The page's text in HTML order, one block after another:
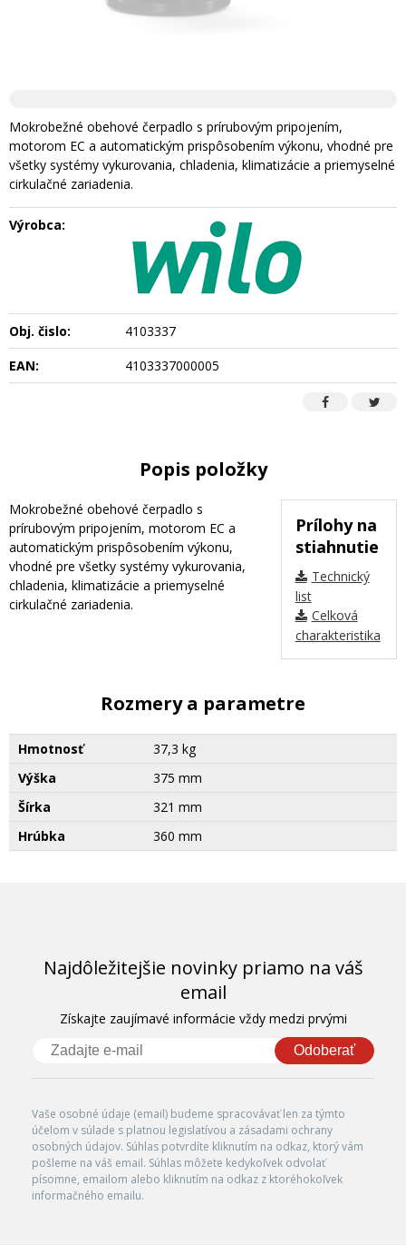
Mokrobežné obehové čerpadlo s prírubovým pripojením,
motorom EC a automatickým prispôsobením výkonu, vhodné pre
všetky systémy vykurovania, chladenia, klimatizácie a priemyselné
cirkulačné zariadenia.
Výrobca:
Obj. čislo:
4103337
EAN:
4103337000005
Popis položky
Prílohy na
stiahnutie
Technický
list
Celková
charakteristika
Mokrobežné obehové čerpadlo s
prírubovým pripojením, motorom EC a
automatickým prispôsobením výkonu,
vhodné pre všetky systémy vykurovania,
chladenia, klimatizácie a priemyselné
cirkulačné zariadenia.
Rozmery a parametre
Hmotnosť
37,3 kg
Výška
375 mm
Šírka
321 mm
Hrúbka
360 mm
Najdôležitejšie novinky priamo na váš
email
Získajte zaujímavé informácie vždy medzi prvými
Odoberať
Vaše osobné údaje (email) budeme spracovávať len za týmto
účelom v súlade s platnou legislatívou a zásadami ochrany
osobných údajov. Súhlas potvrdíte kliknutím na odkaz, ktorý vám
pošleme na váš email. Súhlas môžete kedykoľvek odvolať
písomne, emailom alebo kliknutím na odkaz z ktoréhokoľvek
informačného emailu.